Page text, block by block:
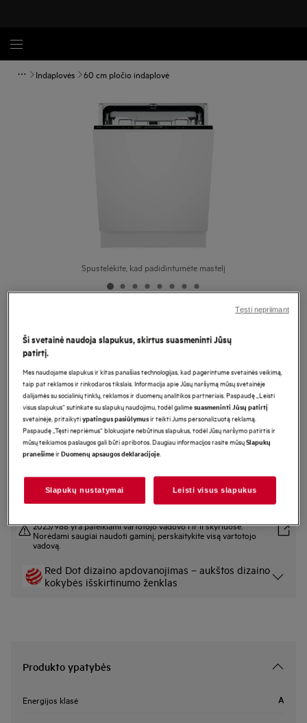
Indaplovės 60 cm pločio indaplovė
Spustelėkite, kad padidintumėte mastelį
Montuojama indaplovė 59,6 cm 7000
serija „WaterSavings“
Gaminio informacijos lapas
Pagrindiniai privalumai
Efektyvus plovimas sunaudojant vos 8,4 l vandens.
„AquaSave“ – efektyvus plovimas naudojant vos 8,4 l vandens.
Krepšiai „EasyFlex“: erdvūs ir lankstūs, kad būtų lengva pakrauti
2023/988 yra pateikiami vartotojo vadovo I ir II skyriuose.
Norėdami saugiai naudoti gaminį, perskaitykite visą vartotojo
vadovą.
Red Dot dizaino apdovanojimas – aukštos dizaino
kokybės išskirtinumo ženklas
Produkto ypatybės
Energijos klasė A
Ši svetainė naudoja slapukus, skirtus suasmeninti Jūsų
patirtį.
Mes naudojame slapukus ir kitas panašias technologijas, kad pagerintume svetainės veikimą,
taip pat reklamos ir rinkodaros tikslais. Informacija apie Jūsų naršymą mūsų svetainėje
dalijamės su socialinių tinklų, reklamos ir duomenų analitikos partneriais. Paspaudę „Leisti
visus slapukus“ sutinkate su slapukų naudojimu, todėl galimesuasmeninti Jūsų patirtį
svetainėje, pritaikytiypatingus pasiūlymusir teikti Jums personalizuotą reklamą.
Paspaudę „Tęsti nepriėmus“ blokuojate nebūtinus slapukus, todėl Jūsų naršymo patirtis ir
mūsų teikiamos paslaugos gali būti apribotos. Daugiau informacijos rasite mūsųSlapukų
pranešimeirDuomenų apsaugos deklaracijoje.
Slapukų nustatymai Leisti visus slapukus
Tęsti nepriimant